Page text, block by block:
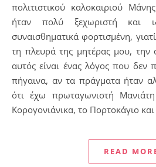
πολιτιστικού καλοκαιριού
ήταν πολύ ξεχωριστή και
συναισθηματικά φορτισμένη,
τη πλευρά της μητέρας μου, την
αυτός είναι ένας λόγος που δεν
πήγαινα, αν τα πράγματα ήταν
ότι έχω πρωταγωνιστή
Κορογονιάνικα, το Πορτοκάγιο
READ